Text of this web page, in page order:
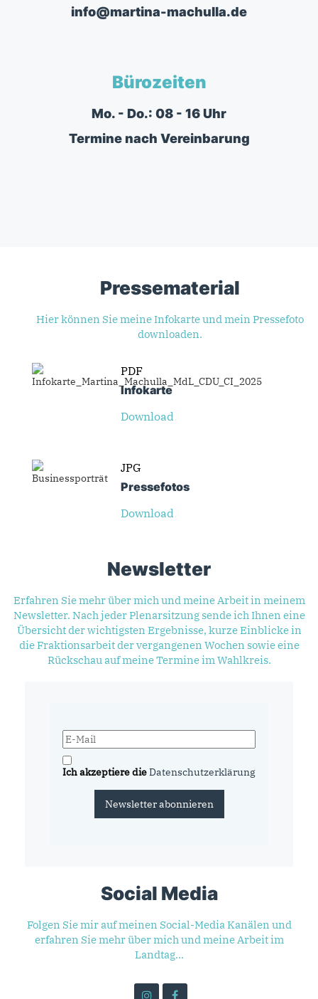
info@martina-machulla.de
Bürozeiten
Mo. - Do.: 08 - 16 Uhr
Termine nach Vereinbarung
Pressematerial
Hier können Sie meine Infokarte und mein Pressefoto
downloaden.
PDF
Infokarte
Download
JPG
Presse­fotos
Download
Newsletter
Erfahren Sie mehr über mich und meine Arbeit in meinem
Newsletter. Nach jeder Plenarsitzung sende ich Ihnen eine
Übersicht der wichtigsten Ergebnisse, kurze Einblicke in
die Fraktionsarbeit der vergangenen Wochen sowie eine
Rückschau auf meine Termine im Wahlkreis.
Ich akzeptiere dieDatenschutzerklärung
Newsletter abonnieren
Social Media
Folgen Sie mir auf meinen Social-Media Kanälen und
erfahren Sie mehr über mich und meine Arbeit im
Landtag...